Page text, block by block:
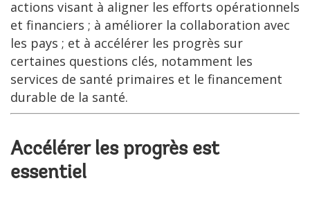
actions visant à aligner les efforts opérationnels
et financiers ; à améliorer la collaboration avec
les pays ; et à accélérer les progrès sur
certaines questions clés, notamment les
services de santé primaires et le financement
durable de la santé.
Accélérer les progrès est
essentiel